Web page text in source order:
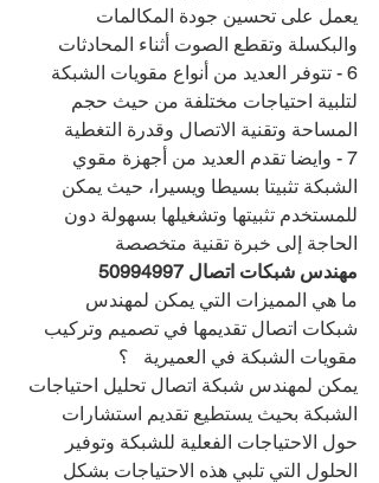
يعمل على تحسين جودة المكالمات
والبكسلة وتقطع الصوت أثناء المحادثات
6 - تتوفر العديد من أنواع مقويات الشبكة
لتلبية احتياجات مختلفة من حيث حجم
المساحة وتقنية الاتصال وقدرة التغطية
7 - وايضا تقدم العديد من أجهزة مقوي
الشبكة تثبيتا بسيطا ويسيرا، حيث يمكن
للمستخدم تثبيتها وتشغيلها بسهولة دون
الحاجة إلى خبرة تقنية متخصصة
مهندس شبكات اتصال 50994997
ما هي المميزات التي يمكن لمهندس
شبكات اتصال تقديمها في تصميم وتركيب
مقويات الشبكة في العميرية   ؟
يمكن لمهندس شبكة اتصال تحليل احتياجات
الشبكة بحيث يستطيع تقديم استشارات
حول الاحتياجات الفعلية للشبكة وتوفير
الحلول التي تلبي هذه الاحتياجات بشكل